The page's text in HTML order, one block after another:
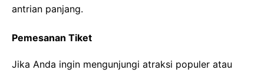
antrian panjang.
Pemesanan Tiket
Jika Anda ingin mengunjungi atraksi populer atau